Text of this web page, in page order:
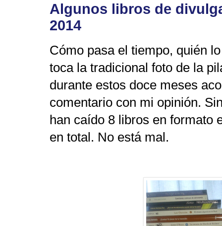
Algunos libros de
2014
Cómo pasa el tiempo, quién
toca la tradicional foto de la
durante estos doce meses
comentario con mi opinión.
han caído 8 libros en formato
en total. No está mal.